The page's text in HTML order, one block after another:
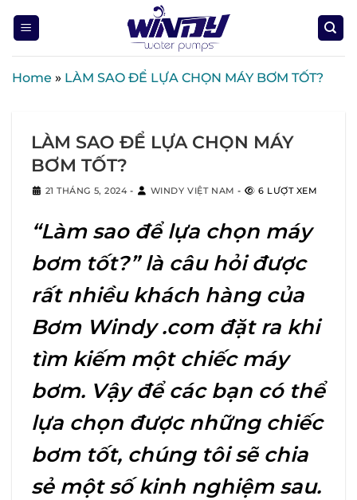
Home » LÀM SAO ĐỂ LỰA CHỌN MÁY BƠM TỐT?
LÀM SAO ĐỂ LỰA CHỌN MÁY
BƠM TỐT?
21 THÁNG 5, 2024- WINDY VIỆT NAM - 6 LƯỢT XEM
“Làm sao để lựa chọn máy
bơm tốt?” là câu hỏi được
rất nhiều khách hàng của
Bơm Windy .com đặt ra khi
tìm kiếm một chiếc máy
bơm. Vậy để các bạn có thể
lựa chọn được những chiếc
bơm tốt, chúng tôi sẽ chia
sẻ một số kinh nghiệm sau.